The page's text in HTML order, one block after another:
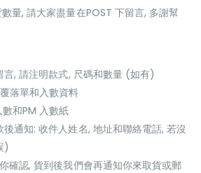
量, 請大家盡量在POST 下留言, 多謝幫
言, 請注明款式, 尺碼和數量 (如有)
落單和入數資料
和PM 入數紙
通知: 收件人姓名, 地址和聯絡電話, 若沒
)
確認, 貨到後我們會再通知你來取貨或郵